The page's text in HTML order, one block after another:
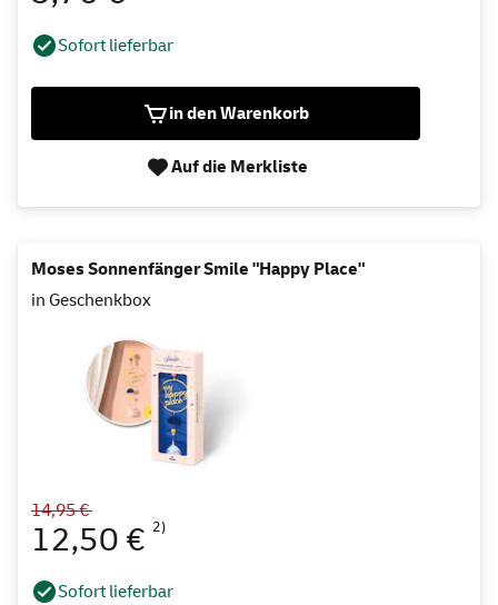
Sofort lieferbar
in den Warenkorb
Auf die Merkliste
Moses Sonnenfänger Smile "Happy Place"
in Geschenkbox
14,95 €
12,50 € 2)
Sofort lieferbar